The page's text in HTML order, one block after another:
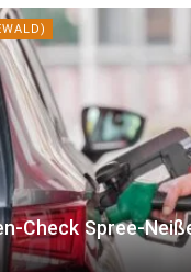
Check Spree-